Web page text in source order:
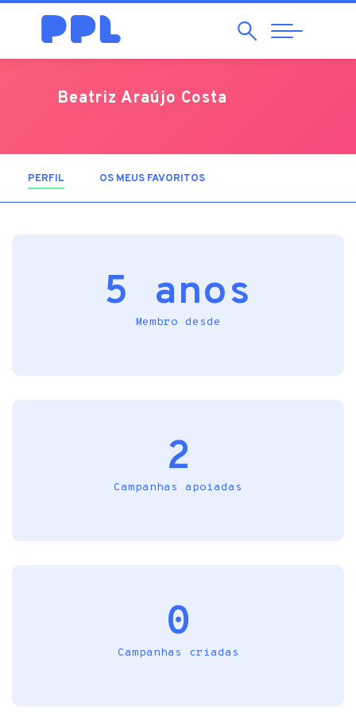
Pesquisar
Abrir
Navegação
Beatriz Araújo Costa
PERFIL (SEPARADOR ATIVO)
OS MEUS FAVORITOS
5 anos
Membro desde
2
Campanhas apoiadas
0
Campanhas criadas